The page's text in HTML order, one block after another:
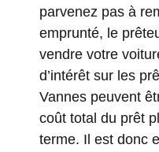
parvenez pas à
emprunté, le
vendre votre
d’intérêt sur les
Vannes peuvent
coût total du prêt
terme. Il est donc